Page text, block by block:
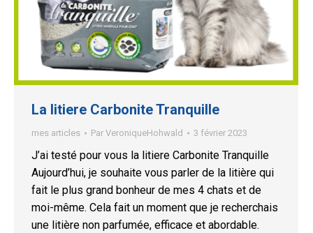
La litiere Carbonite Tranquille
mes articles Par VeroniqueHohwald 3 février 2023
J’ai testé pour vous la litiere Carbonite Tranquille
Aujourd’hui, je souhaite vous parler de la litière qui
fait le plus grand bonheur de mes 4 chats et de
moi-même. Cela fait un moment que je recherchais
une litière non parfumée, efficace et abordable.